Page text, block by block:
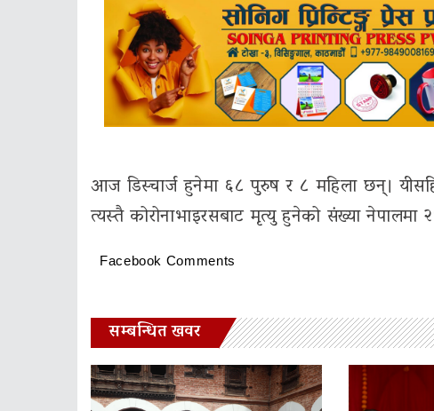
आज डिस्चार्ज हुनेमा ६८ पुरुष र ८ महिला छन्।
त्यस्तै कोरोनाभाइरसबाट मृत्यु हुनेको संख्या
Facebook Comments
सम्बन्धित खवर